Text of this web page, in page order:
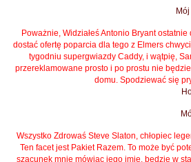
Poważnie, Widziałeś Antonio Bryant
dostać ofertę poparcia dla tego z Elmers
tygodniu supergwiazdy Caddy, i wątpię,
przereklamowane prosto i po prostu nie
domu. Spodziewać się
Wszystko Zdrowaś Steve Slaton, chłopiec
Ten facet jest Pakiet Razem. To może być
szacunek mnie mówiąc jego imię, będzie w